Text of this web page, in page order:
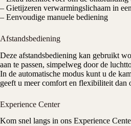
– Gietijzeren verwarmingslichaam in
– Eenvoudige manuele bediening
Afstandsbediening
Deze afstandsbediening kan gebruikt
aan te passen, simpelweg door de
In de automatische modus kunt u de
geeft u meer comfort en flexibiliteit dan
Experience Center
Kom snel langs in ons Experience